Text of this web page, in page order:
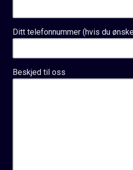
Ditt telefonnummer (hvis du
Beskjed til oss